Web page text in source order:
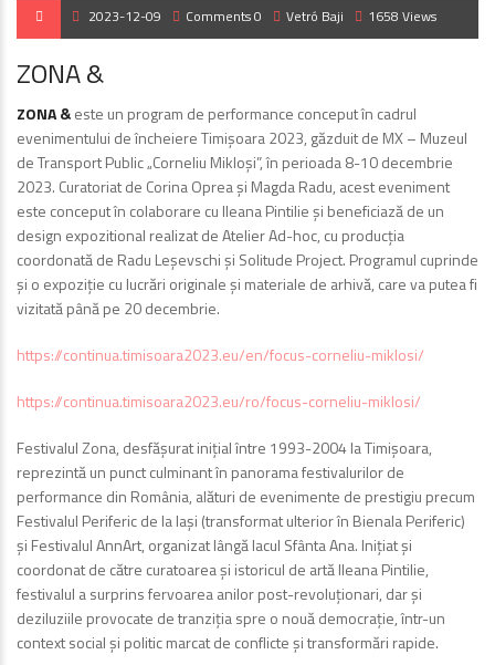
2023-12-09 Comments 0 Vetró Baji 1658 Views
ZONA &
ZONA &este un program de performance conceput în cadrul
evenimentului de încheiere Timișoara 2023, găzduit de MX – Muzeul
de Transport Public „Corneliu Mikloși”, în perioada 8-10 decembrie
2023. Curatoriat de Corina Oprea și Magda Radu, acest eveniment
este conceput în colaborare cu Ileana Pintilie și beneficiază de un
design expozitional realizat de Atelier Ad-hoc, cu producția
coordonată de Radu Leșevschi și Solitude Project. Programul cuprinde
și o expoziție cu lucrări originale și materiale de arhivă, care va putea fi
vizitată până pe 20 decembrie.
https://continua.timisoara2023.eu/en/focus-corneliu-miklosi/
https://continua.timisoara2023.eu/ro/focus-corneliu-miklosi/
Festivalul Zona, desfășurat inițial între 1993-2004 la Timișoara,
reprezintă un punct culminant în panorama festivalurilor de
performance din România, alături de evenimente de prestigiu precum
Festivalul Periferic de la Iași (transformat ulterior în Bienala Periferic)
și Festivalul AnnArt, organizat lângă lacul Sfânta Ana. Inițiat și
coordonat de către curatoarea și istoricul de artă Ileana Pintilie,
festivalul a surprins fervoarea anilor post-revoluționari, dar și
deziluziile provocate de tranziția spre o nouă democrație, într-un
context social și politic marcat de conflicte și transformări rapide.